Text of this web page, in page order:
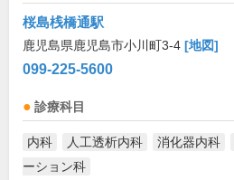
桜島桟橋通駅
鹿児島県鹿児島市小川町3-4 [地図]
099-225-5600
診療科目
内科 人工透析内科 消化器内科
ーション科